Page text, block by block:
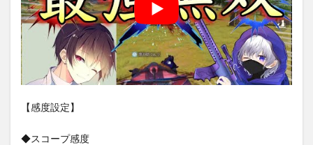
【感度設定】
◆スコープ感度